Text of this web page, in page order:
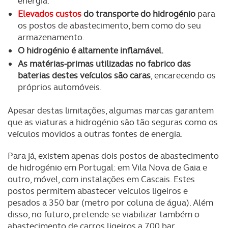
parceiros e organizações na UE e em países terceiros.
O ACP garantirá que as transferências internacionais de
dados pessoais serão realizadas apenas com o seu
consentimento e quando tal se afigure estritamente
necessário no contexto dos serviços a prestar.
Realçamos que o bloqueio de certo tipo de Cookies e
experiência de navegação no Website e nos serviços
disponibilizados.
Elevados custosdo transporte do hidrogénio para
os postos de abastecimento, bem como do seu
armazenamento.
O hidrogénio é altamente inflamável.
As matérias-primas utilizadas no fabrico das
baterias destes veículos são caras, encarecendo os
próprios automóveis.
Apesar destas limitações, algumas marcas garantem
que as viaturas a hidrogénio são tão seguras como os
veículos movidos a outras fontes de energia.
Para já, existem apenas dois postos de abastecimento
de hidrogénio em Portugal: em Vila Nova de Gaia e
outro, móvel, com instalações em Cascais. Estes
postos permitem abastecer veículos ligeiros e
pesados a 350 bar (metro por coluna de água). Além
disso, no futuro, pretende-se viabilizar também o